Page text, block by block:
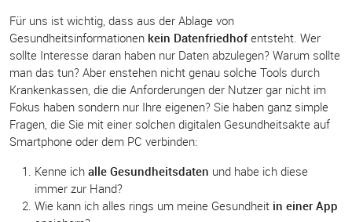
Für uns ist wichtig, dass aus der Ablage von
Gesundheitsinformationen kein Datenfriedhofentsteht. Wer
sollte Interesse daran haben nur Daten abzulegen? Warum sollte
man das tun? Aber enstehen nicht genau solche Tools durch
Krankenkassen, die die Anforderungen der Nutzer gar nicht im
Fokus haben sondern nur Ihre eigenen? Sie haben ganz simple
Fragen, die Sie mit einer solchen digitalen Gesundheitsakte auf
Smartphone oder dem PC verbinden:
Kenne ich alle Gesundheitsdaten und habe ich diese
immer zur Hand?
Wie kann ich alles rings um meine Gesundheit in einer App